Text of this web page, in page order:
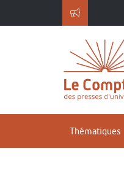
Thématiques